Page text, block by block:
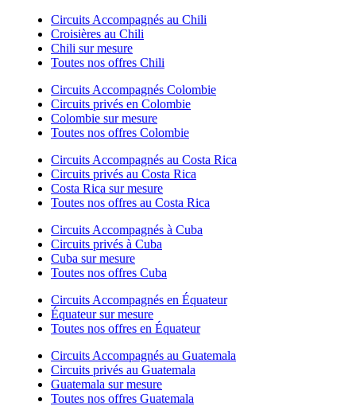
Circuits Accompagnés au Chili
Croisières au Chili
Chili sur mesure
Toutes nos offres Chili
Circuits Accompagnés Colombie
Circuits privés en Colombie
Colombie sur mesure
Toutes nos offres Colombie
Circuits Accompagnés au Costa Rica
Circuits privés au Costa Rica
Costa Rica sur mesure
Toutes nos offres au Costa Rica
Circuits Accompagnés à Cuba
Circuits privés à Cuba
Cuba sur mesure
Toutes nos offres Cuba
Circuits Accompagnés en Équateur
Équateur sur mesure
Toutes nos offres en Équateur
Circuits Accompagnés au Guatemala
Circuits privés au Guatemala
Guatemala sur mesure
Toutes nos offres Guatemala